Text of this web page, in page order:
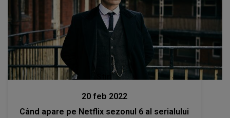
20 feb 2022
Când apare pe Netflix sezonul 6 al serialului